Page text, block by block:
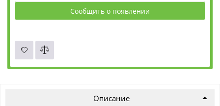
Сообщить о появлении
Описание